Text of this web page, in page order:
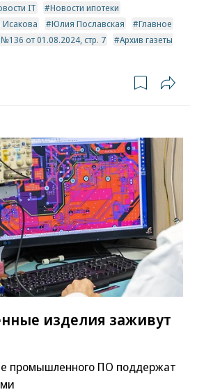
IT
Новости ипотеки
Исакова Юлия Пославская
Главное
от 01.08.2024, стр. 7
Архив газеты
изделия заживут
промышленного ПО поддержат